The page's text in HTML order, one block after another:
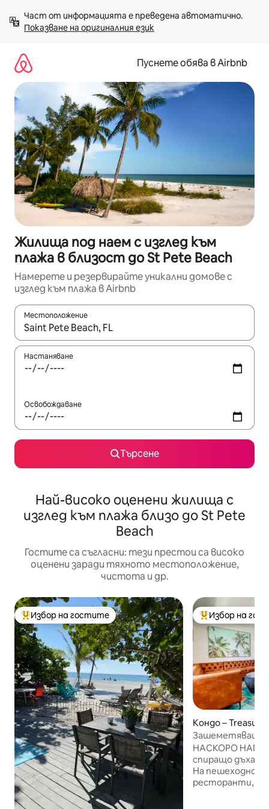
към
съдържанието
Показване на оригиналния език
Пуснете обява в Airbnb
Жилища под наем с изглед към
плажа в близост до St Pete Beach
Намерете и резервирайте уникални домове с
изглед към плажа в Airbnb
Местоположение
Когато резултатите се покажат, използвайте
Настаняване
Освобождаване
Търсене
Най-високо оценени жилища с
изглед към плажа близо до St Pete
Beach
Гостите са съгласни: тези престои са високо
оценени заради тяхното местоположение,
чистота и др.
Най-популярен избор на гостите
Избор на гостите Най-популярен
Избор на
Кондо – Treasure
Зашеметяващ
ИЗГЛЕД КЪМ
KING size, балкон
НАСКОРО
спиращо дъха
На пешеходно
ресторанти,